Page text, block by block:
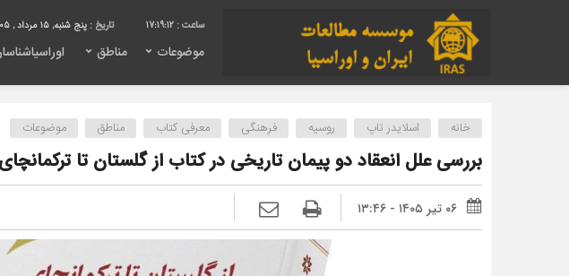
17:19:13 تاریخ : پنج شنبه, ۱۵ مرداد , ۱۴۰۵
موضوعات مناطق
خانه اسلایدر تاپ روسیه فرهنگی معرفی کتاب مناطق موضوعات
بررسی علل انعقاد دو پیمان‌ تاریخی در کتاب از گلستان تا ترکمانچای
۰۶ تیر ۱۴۰۵ - ۱۳:۴۶